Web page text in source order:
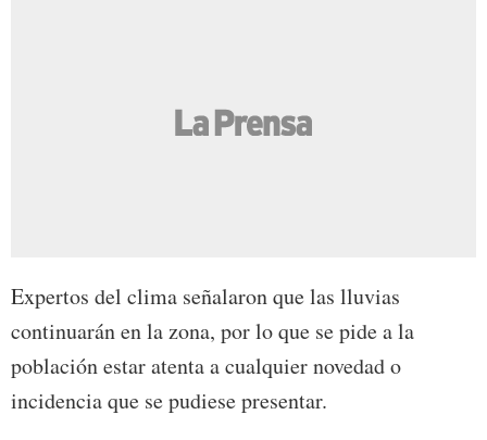
Expertos del clima señalaron que las lluvias
continuarán en la zona, por lo que se pide a la
población estar atenta a cualquier novedad o
incidencia que se pudiese presentar.